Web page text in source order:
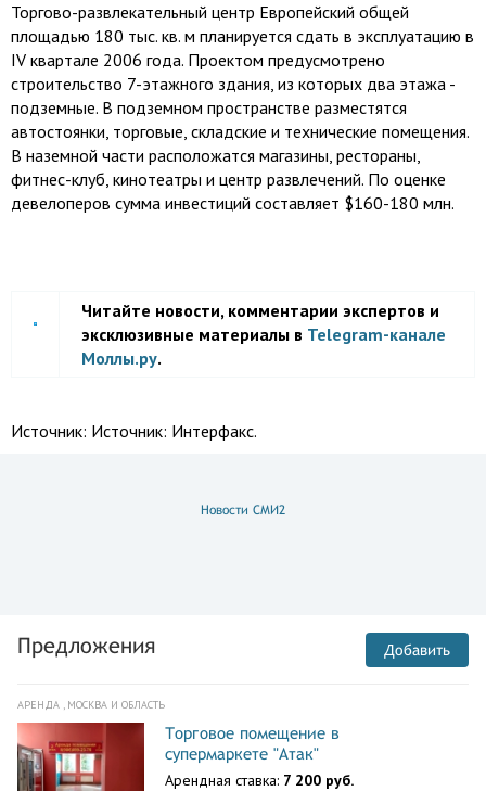
Торгово-развлекательный центр Европейский общей
площадью 180 тыс. кв. м планируется сдать в эксплуатацию в
IV квартале 2006 года. Проектом предусмотрено
строительство 7-этажного здания, из которых два этажа -
подземные. В подземном пространстве разместятся
автостоянки, торговые, складские и технические помещения.
В наземной части расположатся магазины, рестораны,
фитнес-клуб, кинотеатры и центр развлечений. По оценке
девелоперов сумма инвестиций составляет $160-180 млн.
Читайте новости, комментарии экспертов и
эксклюзивные материалы в Telegram-канале
Моллы.ру.
Источник: Источник: Интерфакс.
Новости СМИ2
Предложения Добавить
АРЕНДА , МОСКВА И ОБЛАСТЬ
Торговое помещение в
супермаркете "Атак"
Арендная ставка: 7 200 руб.